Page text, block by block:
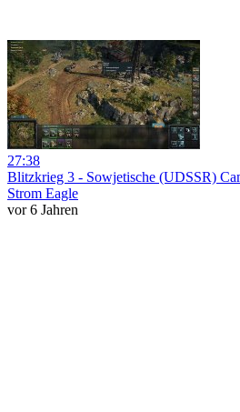
27:38
Blitzkrieg 3 - Sowjetische (UDSSR)
Strom Eagle
vor 6 Jahren